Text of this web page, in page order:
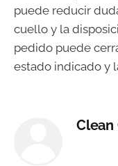
puede reducir
cuello y la
pedido puede
estado indicado y
Clean